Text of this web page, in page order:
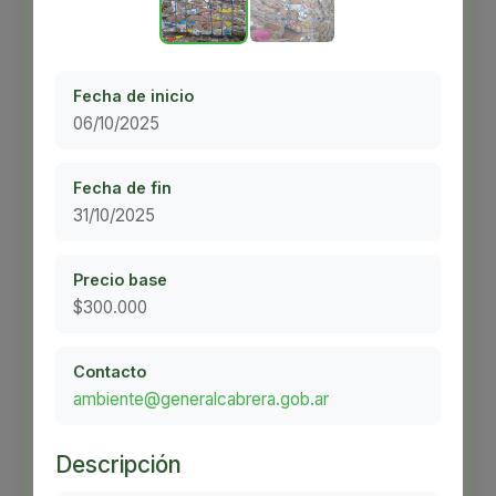
Campañas
Residuos
Proyectos
Empleos Verdes Locales
Edificios Municipales Energéticamente
oportunidades y
potenciar la
economía circular
remates donde empresas y
emprendedores, pueden ofrecer sus
Fecha de inicio
06/10/2025
Fecha de fin
31/10/2025
Precio base
$300.000
Contacto
ambiente@generalcabrera.gob.ar
Descripción